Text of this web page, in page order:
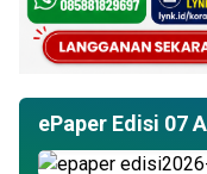
ePaper Edisi 07